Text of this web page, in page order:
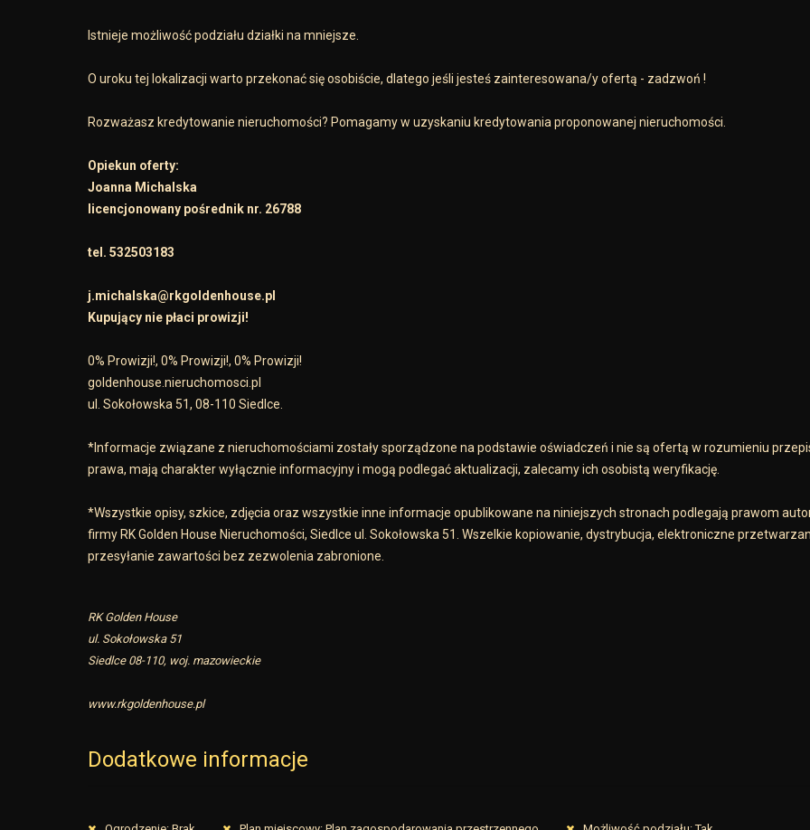
Istnieje możliwość podziału działki na mniejsze.
O uroku tej lokalizacji warto przekonać się osobiście, dlatego jeśli jesteś zainteresowana/y ofertą - zadzwoń !
Rozważasz kredytowanie nieruchomości? Pomagamy w uzyskaniu kredytowania proponowanej nieruchomości.
Opiekun oferty:
Joanna Michalska
licencjonowany pośrednik nr. 26788
tel. 532503183
j.michalska@rkgoldenhouse.pl
Kupujący nie płaci prowizji!
0% Prowizji!, 0% Prowizji!, 0% Prowizji!
goldenhouse.nieruchomosci.pl
ul. Sokołowska 51, 08-110 Siedlce.
*Informacje związane z nieruchomościami zostały sporządzone na podstawie oświadczeń i nie są ofertą w rozumieniu
prawa, mają charakter wyłącznie informacyjny i mogą podlegać aktualizacji, zalecamy ich osobistą weryfikację.
*Wszystkie opisy, szkice, zdjęcia oraz wszystkie inne informacje opublikowane na niniejszych stronach podlegają prawom
firmy RK Golden House Nieruchomości, Siedlce ul. Sokołowska 51. Wszelkie kopiowanie, dystrybucja, elektroniczne
przesyłanie zawartości bez zezwolenia zabronione.
RK Golden House
ul. Sokołowska 51
Siedlce 08-110, woj. mazowieckie
www.rkgoldenhouse.pl
Dodatkowe informacje